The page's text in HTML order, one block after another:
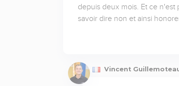
depuis deux mois. Et ce
savoir dire non et ainsi
Vincent